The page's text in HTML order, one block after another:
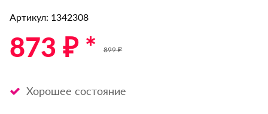
Артикул: 1342308
873 ₽ * 899 ₽
Хорошее состояние